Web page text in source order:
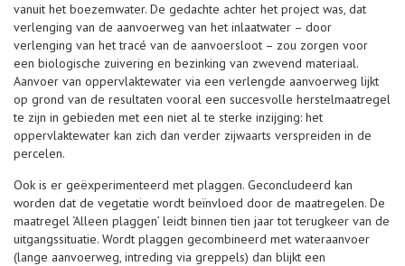
vanuit het boezemwater. De gedachte achter het project was, dat
verlenging van de aanvoerweg van het inlaatwater – door
verlenging van het tracé van de aanvoersloot – zou zorgen voor
een biologische zuivering en bezinking van zwevend materiaal.
Aanvoer van oppervlaktewater via een verlengde aanvoerweg lijkt
op grond van de resultaten vooral een succesvolle herstelmaatregel
te zijn in gebieden met een niet al te sterke inzijging: het
oppervlaktewater kan zich dan verder zijwaarts verspreiden in de
percelen.
Ook is er geëxperimenteerd met plaggen. Geconcludeerd kan
worden dat de vegetatie wordt beïnvloed door de maatregelen. De
maatregel ‘Alleen plaggen’ leidt binnen tien jaar tot terugkeer van de
uitgangssituatie. Wordt plaggen gecombineerd met wateraanvoer
(lange aanvoerweg, intreding via greppels) dan blijkt een